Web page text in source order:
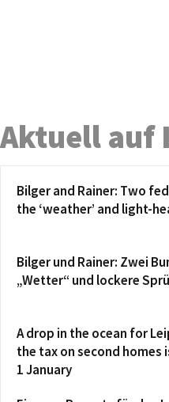
Aktuell auf
Bilger and Rainer: Two
the ‘weather’ and light-
Bilger und Rainer: Zwei
„Wetter“ und lockere
A drop in the ocean for
the tax on second homes
1 January